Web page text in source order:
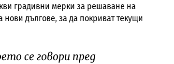
градивни мерки за решаване на
нови дългове, за да покриват текущи
се говори пред